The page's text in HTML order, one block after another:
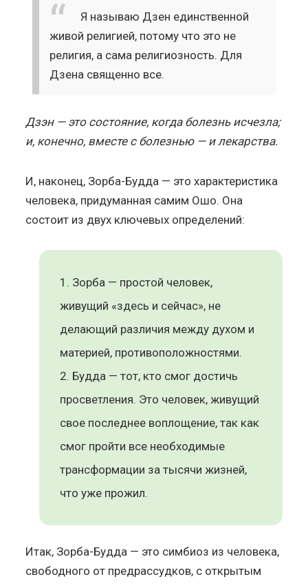
Я называю Дзен единственной
живой религией, потому что это не
религия, а сама религиозность. Для
Дзена священно все.
Дзэн — это состояние, когда болезнь исчезла;
и, конечно, вместе с болезнью — и лекарства.
И, наконец, Зорба-Будда — это характеристика
человека, придуманная самим Ошо. Она
состоит из двух ключевых определений:
Зорба — простой человек,
живущий «здесь и сейчас», не
делающий различия между духом и
материей, противоположностями.
Будда — тот, кто смог достичь
просветления. Это человек, живущий
свое последнее воплощение, так как
смог пройти все необходимые
трансформации за тысячи жизней,
что уже прожил.
Итак, Зорба-Будда — это симбиоз из человека,
свободного от предрассудков, с открытым